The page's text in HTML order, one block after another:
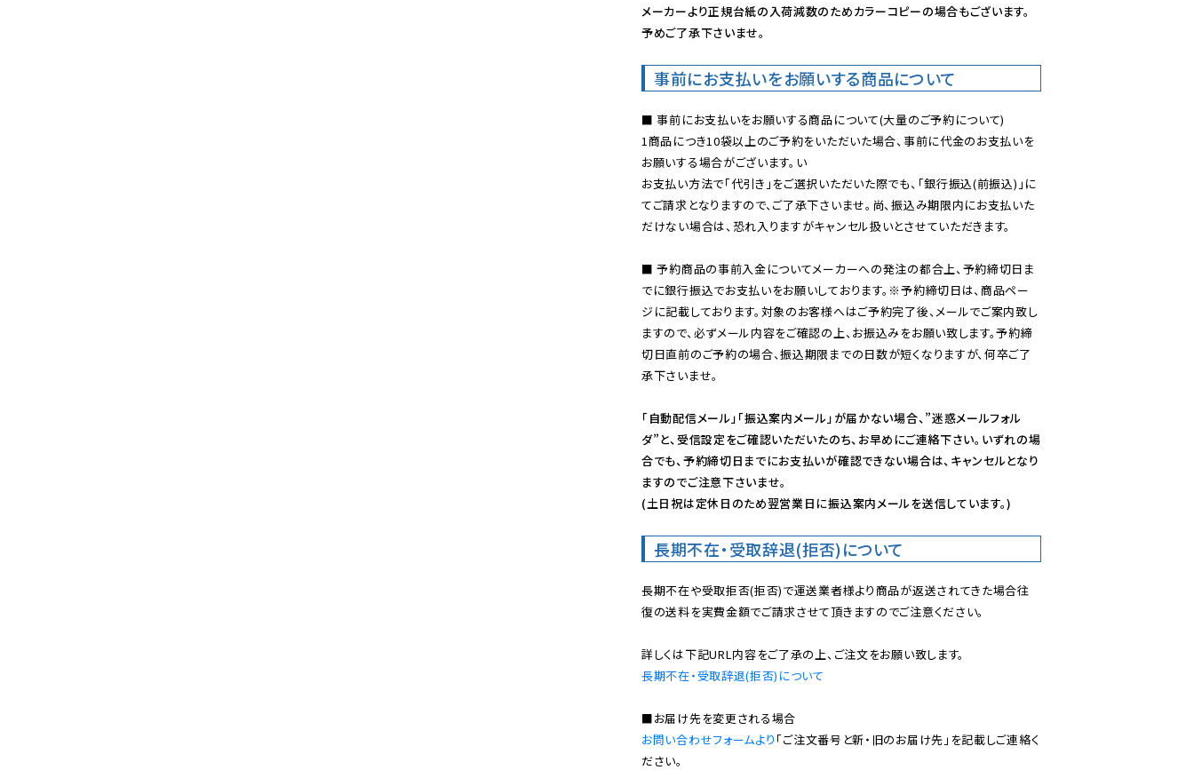
メーカーより正規台紙の入荷減数のためカラーコピーの場合もございます。
予めご了承下さいませ。
事前にお支払いをお願いする商品について
■ 事前にお支払いをお願いする商品について(大量のご予約について)
1商品につき10袋以上のご予約をいただいた場合、事前に代金のお支払いを
お願いする場合がございます。い
お支払い方法で「代引き」をご選択いただいた際でも、「銀行振込(前振込)」に
てご請求となりますので、ご了承下さいませ。尚、振込み期限内にお支払いた
だけない場合は、恐れ入りますがキャンセル扱いとさせていただきます。
■ 予約商品の事前入金についてメーカーへの発注の都合上、予約締切日ま
でに銀行振込でお支払いをお願いしております。※予約締切日は、商品ペー
ジに記載しております。対象のお客様へはご予約完了後、メールでご案内致し
ますので、必ずメール内容をご確認の上、お振込みをお願い致します。予約締
切日直前のご予約の場合、振込期限までの日数が短くなりますが、何卒ご了
承下さいませ。
「自動配信メール」「振込案内メール」が届かない場合、”迷惑メールフォル
ダ”と、受信設定をご確認いただいたのち、お早めにご連絡下さい。いずれの場
合でも、予約締切日までにお支払いが確認できない場合は、キャンセルとなり
ますのでご注意下さいませ。
(土日祝は定休日のため翌営業日に振込案内メールを送信しています。)
長期不在・受取辞退(拒否)について
長期不在や受取拒否(拒否)で運送業者様より商品が返送されてきた場合往
復の送料を実費金額でご請求させて頂きますのでご注意ください。
長期不在・受取辞退(拒否)について
お問い合わせフォームより 「ご注文番号と新・旧のお届け先」を記載しご連絡く
ださい。